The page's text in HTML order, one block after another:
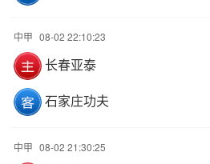
中甲 08-02 22:10:23
长春亚泰
石家庄功夫
中甲 08-02 21:30:25